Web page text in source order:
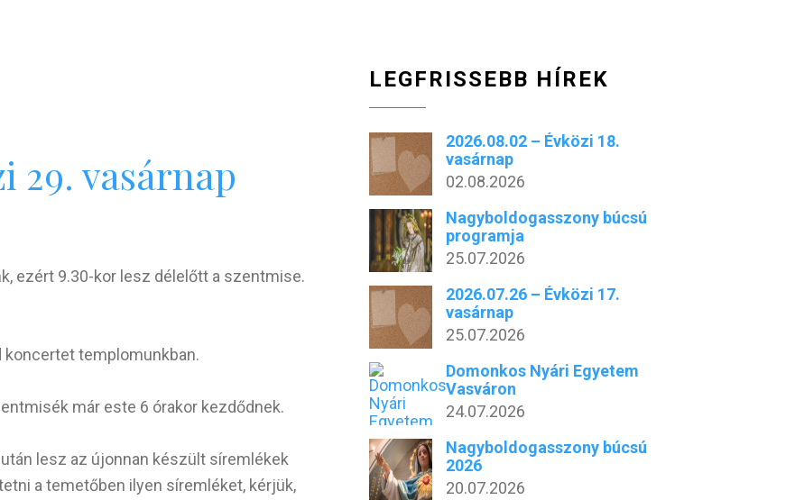
29. vasárnap
ezért 9.30-kor lesz délelőtt a szentmise.
koncertet templomunkban.
már este 6 órakor kezdődnek.
lesz az újonnan készült síremlékek
a temetőben ilyen síremléket, kérjük,
LEGFRISSEBB HÍREK
2026.08.02 – Évközi 18.
vasárnap
02.08.2026
Nagyboldogasszony búcsú
programja
25.07.2026
2026.07.26 – Évközi 17.
vasárnap
25.07.2026
Domonkos Nyári Egyetem
Vasváron
24.07.2026
Nagyboldogasszony búcsú
2026
20.07.2026